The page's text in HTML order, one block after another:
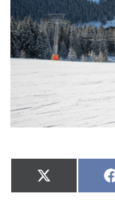
Compartir
en
X
(Twitter)